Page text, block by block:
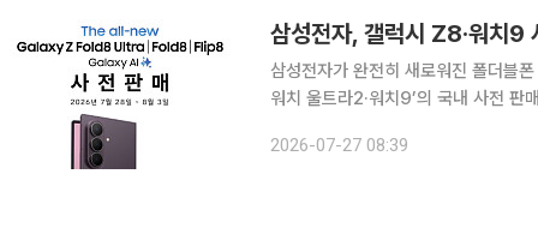
삼성전자, 갤럭시 Z8·워치9
삼성전자가 완전히 새로워진 폴더블
워치 울트라2·워치9’의 국내 사전 판매를 시작한다. 삼성전자는 28일
2026-07-27 08:39